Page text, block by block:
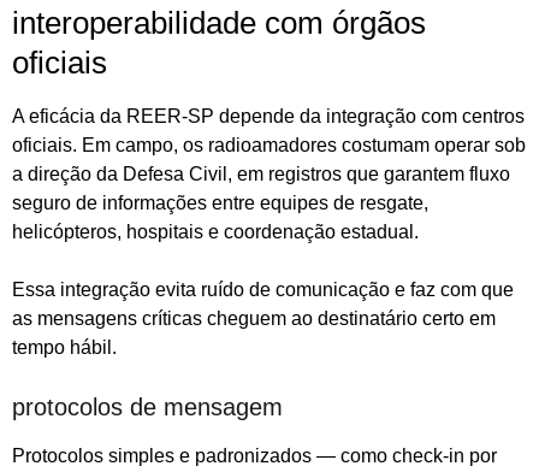
interoperabilidade com órgãos
oficiais
A eficácia da REER-SP depende da integração com centros
oficiais. Em campo, os radioamadores costumam operar sob
a direção da Defesa Civil, em registros que garantem fluxo
seguro de informações entre equipes de resgate,
helicópteros, hospitais e coordenação estadual.
Essa integração evita ruído de comunicação e faz com que
as mensagens críticas cheguem ao destinatário certo em
tempo hábil.
protocolos de mensagem
Protocolos simples e padronizados — como check-in por